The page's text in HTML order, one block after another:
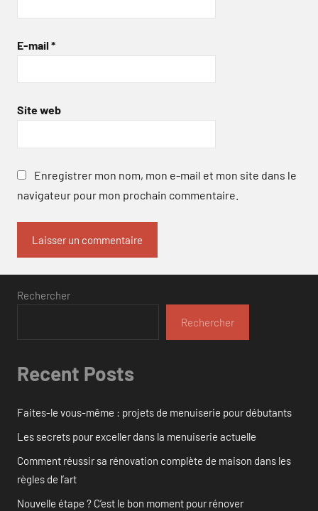
E-mail *
Site web
Enregistrer mon nom, mon e-mail et mon site dans le
navigateur pour mon prochain commentaire.
Rechercher
Rechercher
Recent Posts
Faites-le vous-même : projets de menuiserie pour débutants
Les secrets pour exceller dans la menuiserie actuelle
Comment réussir sa rénovation complète de maison dans les
règles de l’art
Nouvelle étape ? C’est le bon moment pour rénover